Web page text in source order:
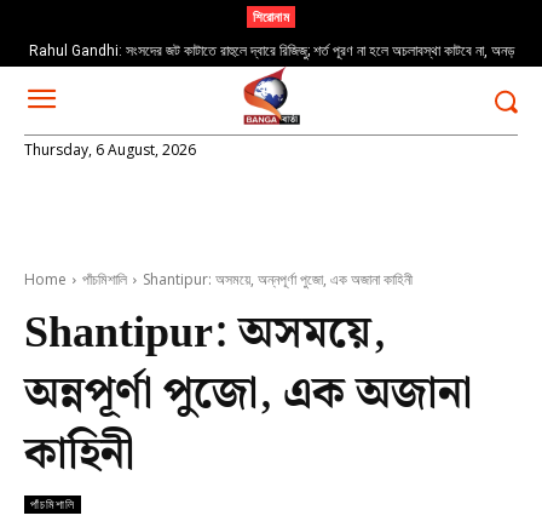
শিরোনাম
Rahul Gandhi: সংসদের জট কাটাতে রাহুলে দ্বারে রিজিজু; শর্ত পূরণ না হলে অচলাবস্থা কাটবে না, অনড়
বিরোধী দলনেতা
Thursday, 6 August, 2026
Home পাঁচমিশালি Shantipur: অসময়ে, অন্নপূর্ণা পুজো, এক অজানা কাহিনী
Shantipur: অসময়ে,
অন্নপূর্ণা পুজো, এক অজানা
কাহিনী
পাঁচমিশালি